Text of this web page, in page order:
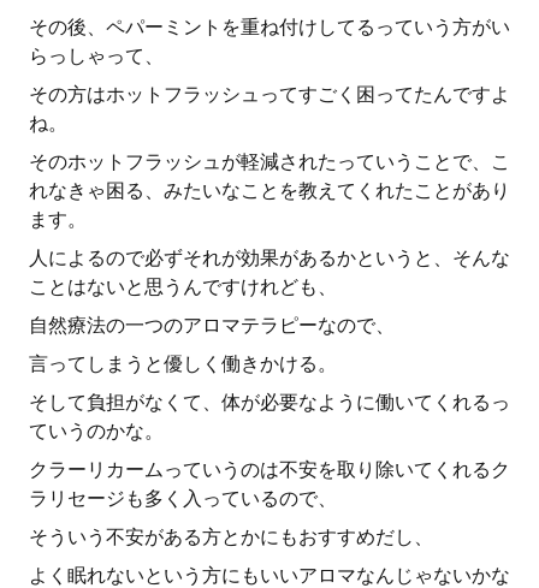
その後、ペパーミントを重ね付けしてるっていう方がい
らっしゃって、
その方はホットフラッシュってすごく困ってたんですよ
ね。
そのホットフラッシュが軽減されたっていうことで、こ
れなきゃ困る、みたいなことを教えてくれたことがあり
ます。
人によるので必ずそれが効果があるかというと、そんな
ことはないと思うんですけれども、
自然療法の一つのアロマテラピーなので、
言ってしまうと優しく働きかける。
そして負担がなくて、体が必要なように働いてくれるっ
ていうのかな。
クラーリカームっていうのは不安を取り除いてくれるク
ラリセージも多く入っているので、
そういう不安がある方とかにもおすすめだし、
よく眠れないという方にもいいアロマなんじゃないかな